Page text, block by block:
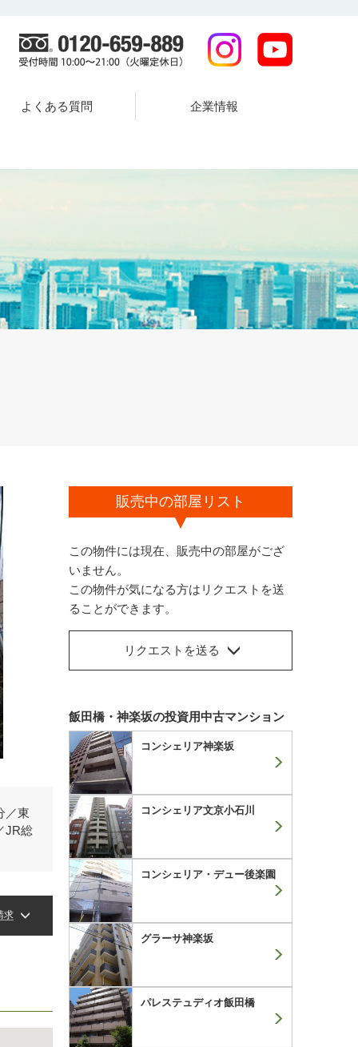
よくある質問 企業情報
／東
JR総
求
販売中の部屋リスト
この物件には現在、販売中の部屋がござ
いません。
この物件が気になる方はリクエストを送
ることができます。
リクエストを送る
飯田橋・神楽坂の投資用中古マンション
コンシェリア神楽坂
コンシェリア文京小石川
コンシェリア・デュー後楽園
グラーサ神楽坂
パレステュディオ飯田橋